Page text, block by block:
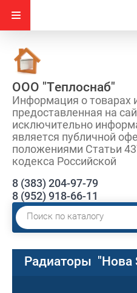
ООО "Теплоснаб"
Информация о товарах
предоставленная на
исключительно
является публичной
положениями Статьи
кодекса Российской
8 (383) 204-97-79
8 (952) 918-66-11
Радиаторы "Нова